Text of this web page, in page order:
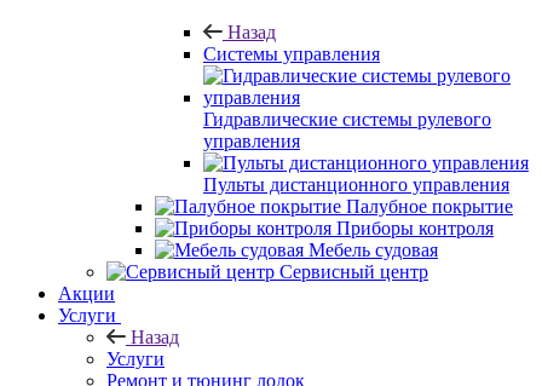
Назад
Системы управления
Гидравлические системы рулевого
управления
Пульты дистанционного управления
Палубное покрытие
Приборы контроля
Мебель судовая
Сервисный центр
Акции
Услуги
Назад
Услуги
Ремонт и тюнинг лодок